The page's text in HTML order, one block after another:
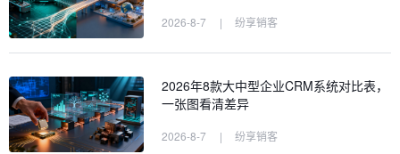
2026-8-7 | 纷享销客
2026年8款大中型企业CRM系统对比表，
一张图看清差异
2026-8-7 | 纷享销客